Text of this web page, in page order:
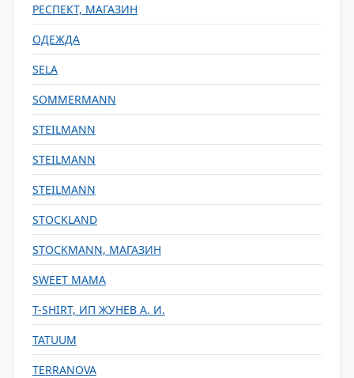
РЕСПЕКТ, МАГАЗИН
ОДЕЖДА
SELA
SOMMERMANN
STEILMANN
STEILMANN
STEILMANN
STOCKLAND
STOCKMANN, МАГАЗИН
SWEET MAMA
T-SHIRT, ИП ЖУНЕВ А. И.
TATUUM
TERRANOVA